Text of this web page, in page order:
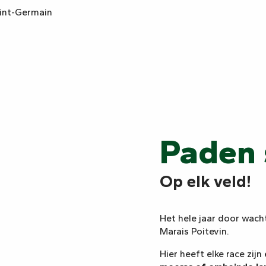
Germain
Op elk veld!
Het hele jaar door
Marais Poitevin.
Hier heeft elke race